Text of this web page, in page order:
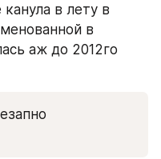
канула в лету в
аж до 2012го